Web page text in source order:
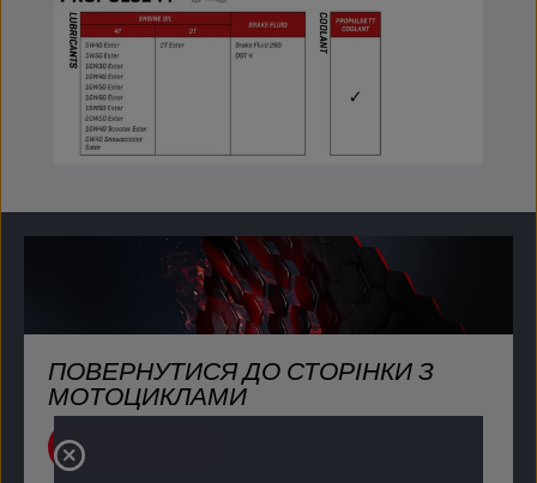
ПОВЕРНУТИСЯ ДО СТОРІНКИ З
МОТОЦИКЛАМИ
ДІЗНАТИСЯ